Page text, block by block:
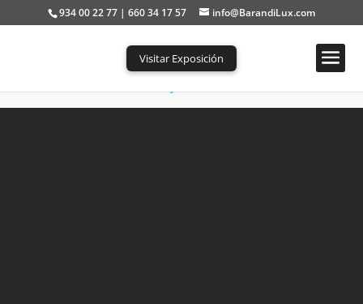
934 00 22 77 | 660 34 17 57 info@BarandiLux.com
Visitar Exposición